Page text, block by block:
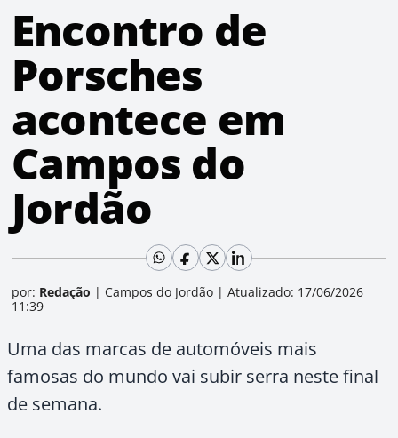
Encontro de
Porsches
acontece em
Campos do
Jordão
por: Redação | Campos do Jordão | Atualizado: 17/06/2026
11:39
Uma das marcas de automóveis mais
famosas do mundo vai subir serra neste final
de semana.